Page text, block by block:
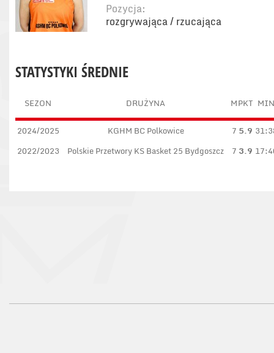
Pozycja:
rozgrywająca / rzucająca
STATYSTYKI ŚREDNIE
SEZON DRUŻYNA MPKT MIN
2024/2025 KGHM BC Polkowice 7 5.9
2022/2023
Polskie Przetwory KS Basket 25 Bydgoszcz 7 3.9